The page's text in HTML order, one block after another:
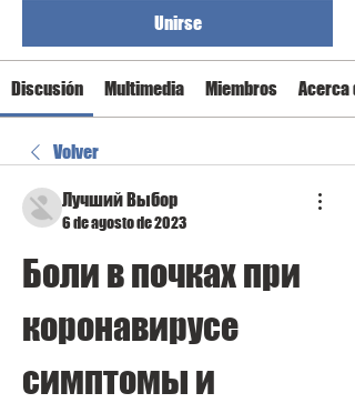
Unirse
Discusión Multimedia Miembros Acerca
Volver
Лучший Выбор
6 de agosto de 2023
Боли в почках при
коронавирусе
симптомы и